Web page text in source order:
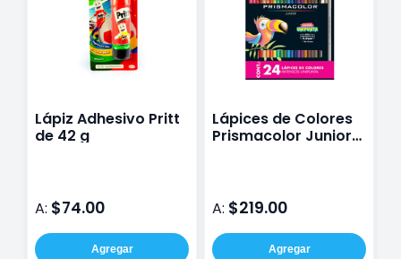
Lápiz Adhesivo Pritt
de 42 g
A: $74.00
Agregar
Lápices de Colores
Prismacolor Junior
A: $219.00
Agregar